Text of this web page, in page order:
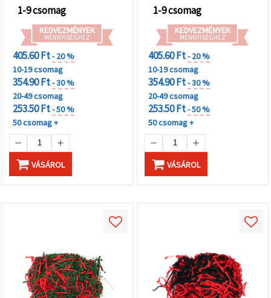
1-9 csomag
KEDVEZMÉNYEK
MENNYISÉGHEZ
405.60 Ft- 20 %
10-19 csomag
354.90 Ft- 30 %
20-49 csomag
253.50 Ft- 50 %
50 csomag +
VÁSÁROL
1-9 csomag
KEDVEZMÉNYEK
MENNYISÉGHEZ
405.60 Ft- 20 %
10-19 csomag
354.90 Ft- 30 %
20-49 csomag
253.50 Ft- 50 %
50 csomag +
VÁSÁROL